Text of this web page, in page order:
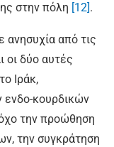
στην πόλη [12].
ανησυχία από τις
οι δύο αυτές
Ιράκ,
ενδο-κουρδικών
την προώθηση
την συγκράτηση